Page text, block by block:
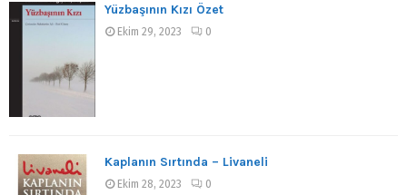
Yüzbaşının Kızı Özet
Ekim 29, 2023 0
Kaplanın Sırtında – Livaneli
Ekim 28, 2023 0